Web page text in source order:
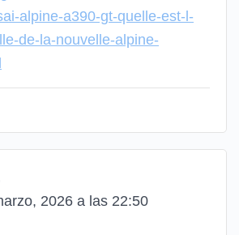
alpine-a390-gt-quelle-est-l-
de-la-nouvelle-alpine-
2026 a las 22:50